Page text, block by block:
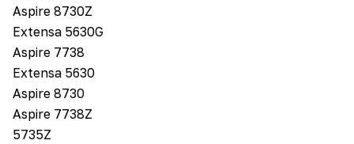
Aspire 8730Z
Extensa 5630G
Aspire 7738
Extensa 5630
Aspire 8730
Aspire 7738Z
5735Z